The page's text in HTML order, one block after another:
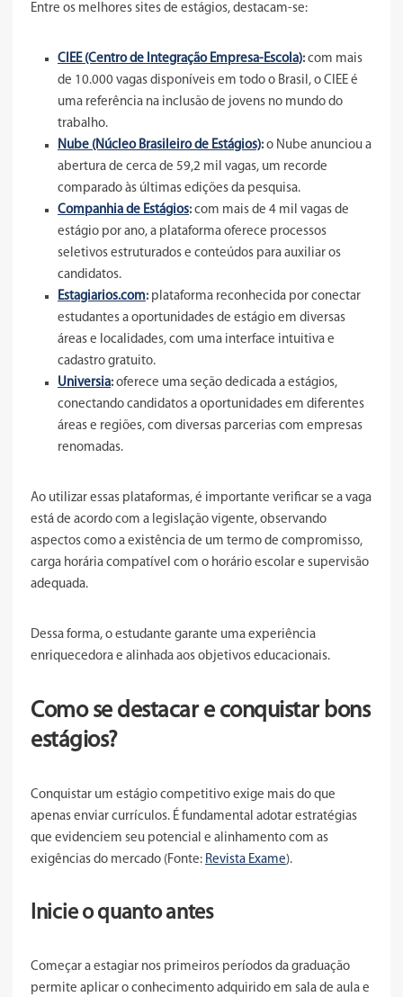
Entre os melhores sites de estágios, destacam-se:
CIEE (Centro de Integração Empresa-Escola): com mais
de 10.000 vagas disponíveis em todo o Brasil, o CIEE é
uma referência na inclusão de jovens no mundo do
trabalho.
Nube (Núcleo Brasileiro de Estágios): o Nube anunciou a
abertura de cerca de 59,2 mil vagas, um recorde
comparado às últimas edições da pesquisa.
Companhia de Estágios: com mais de 4 mil vagas de
estágio por ano, a plataforma oferece processos
seletivos estruturados e conteúdos para auxiliar os
candidatos.
Estagiarios.com: plataforma reconhecida por conectar
estudantes a oportunidades de estágio em diversas
áreas e localidades, com uma interface intuitiva e
cadastro gratuito.
Universia: oferece uma seção dedicada a estágios,
conectando candidatos a oportunidades em diferentes
áreas e regiões, com diversas parcerias com empresas
renomadas.
Ao utilizar essas plataformas, é importante verificar se a vaga
está de acordo com a legislação vigente, observando
aspectos como a existência de um termo de compromisso,
carga horária compatível com o horário escolar e supervisão
adequada.
Dessa forma, o estudante garante uma experiência
enriquecedora e alinhada aos objetivos educacionais.
Como se destacar e conquistar bons
estágios?
Conquistar um estágio competitivo exige mais do que
apenas enviar currículos. É fundamental adotar estratégias
que evidenciem seu potencial e alinhamento com as
exigências do mercado (Fonte: Revista Exame).
Inicie o quanto antes
Começar a estagiar nos primeiros períodos da graduação
permite aplicar o conhecimento adquirido em sala de aula e